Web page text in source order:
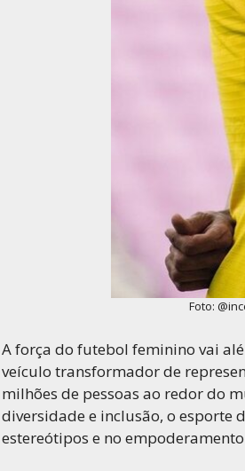
Foto:
A força do futebol feminino vai
veículo transformador de
milhões de pessoas ao redor do
diversidade e inclusão, o
estereótipos e no